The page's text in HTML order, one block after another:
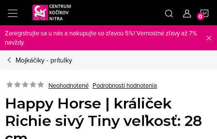
obsah
Zaregistrujte sa u nás a nakupujte so zľavou 5%! Vernostné zľavy až 7%
navždy.
Mojkáčiky - prítulky
Neohodnotené Podrobnosti hodnotenia
Happy Horse | králiček
Richie sivý Tiny veľkosť: 28